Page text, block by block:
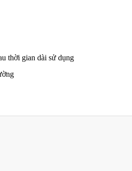
thời gian dài sử dụng